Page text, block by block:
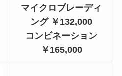
マイクロブレーディ
ング ￥132,000
コンビネーション
￥165,000